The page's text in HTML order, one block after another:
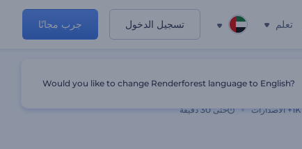
تعلم تسجيل الدخول جرب مجانًا
1K+ الاصدارات حتى 30 دقيقة
Would you like to change Renderforest language to English?